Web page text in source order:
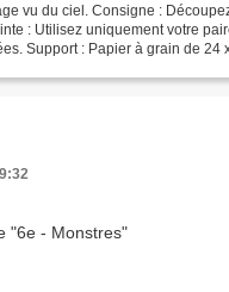
vu du ciel. Consigne :
: Utilisez uniquement votre
Support : Papier à grain de 24 x